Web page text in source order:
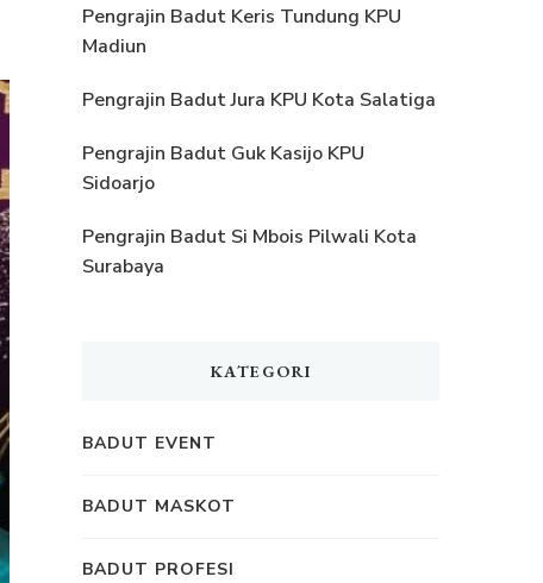
Pengrajin Badut Keris Tundung KPU
Madiun
Pengrajin Badut Jura KPU Kota Salatiga
Pengrajin Badut Guk Kasijo KPU
Sidoarjo
Pengrajin Badut Si Mbois Pilwali Kota
Surabaya
KATEGORI
BADUT EVENT
BADUT MASKOT
BADUT PROFESI